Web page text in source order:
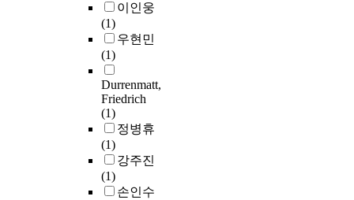
이인웅
(1)
우현민
(1)
Durrenmatt,
Friedrich
(1)
정병휴
(1)
강주진
(1)
손인수